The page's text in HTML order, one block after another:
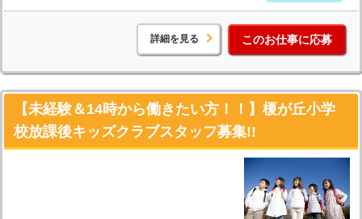
詳細を見る このお仕事に応募
【未経験＆14時から働きたい方！！】榎が丘小学
校放課後キッズクラブスタッフ募集!!